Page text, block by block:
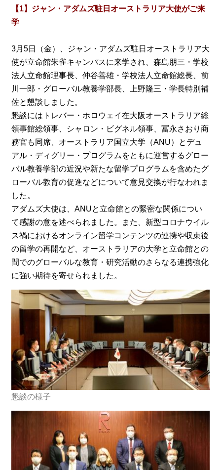
【1】ジャン・アダムズ駐日オーストラリア大使がご来
学
3月5日（金）、ジャン・アダムズ駐日オーストラリア大
使が立命館朱雀キャンパスに来学され、森島朋三・学校
法人立命館理事長、仲谷善雄・学校法人立命館総長、前
川一郎・グローバル教養学部長、上野隆三・学長特別補
佐と懇談しました。
懇談にはトレバー・ホロウェイ在大阪オーストラリア総
領事館総領事、シャロン・ビグネル領事、冨永さおり商
務官も同席、オーストラリア国立大学（ANU）とデュ
アル・ディグリー・プログラムをともに運営するグロー
バル教養学部の近況や新たな留学プログラムを含めたグ
ローバル教育の促進などについて意見交換が行なわれま
した。
アダムズ大使は、ANUと立命館との緊密な関係につい
て感謝の意を述べられました。また、新型コロナウイル
ス禍におけるオンライン留学コンテンツの連携や収束後
の留学の再開など、オーストラリアの大学と立命館との
間でのグローバルな教育・研究活動のさらなる連携強化
に強い期待を寄せられました。
懇談の様子